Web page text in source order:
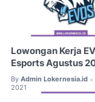
Lowongan Kerja
Esports Agustus
By Admin Lokernesia.id •
2021